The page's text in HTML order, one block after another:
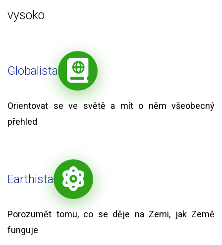
vysoko
Globalista
Orientovat se ve světě a mít o něm všeobecný
přehled
Earthista
Porozumět tomu, co se děje na Zemi, jak Země
funguje